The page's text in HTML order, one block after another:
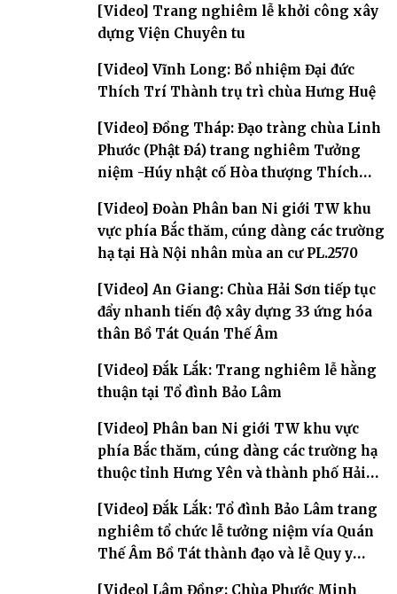
[Video] Trang nghiêm lễ khởi công xây
dựng Viện Chuyên tu
[Video] Vĩnh Long: Bổ nhiệm Đại đức
Thích Trí Thành trụ trì chùa Hưng Huệ
[Video] Đồng Tháp: Đạo tràng chùa Linh
Phước (Phật Đá) trang nghiêm Tưởng
niệm -Húy nhật cố Hòa thượng Thích
[Video] Đoàn Phân ban Ni giới TW khu
vực phía Bắc thăm, cúng dàng các trường
hạ tại Hà Nội nhân mùa an cư PL.2570
[Video] An Giang: Chùa Hải Sơn tiếp tục
đẩy nhanh tiến độ xây dựng 33 ứng hóa
thân Bồ Tát Quán Thế Âm
[Video] Đắk Lắk: Trang nghiêm lễ hằng
thuận tại Tổ đình Bảo Lâm
[Video] Phân ban Ni giới TW khu vực
phía Bắc thăm, cúng dàng các trường hạ
thuộc tỉnh Hưng Yên và thành phố Hải
[Video] Đắk Lắk: Tổ đình Bảo Lâm trang
nghiêm tổ chức lễ tưởng niệm vía Quán
Thế Âm Bồ Tát thành đạo và lễ Quy y
[Video] Lâm Đồng: Chùa Phước Minh